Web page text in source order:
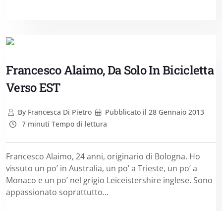
Francesco Alaimo, Da Solo In Bicicletta
Verso EST
ByFrancesca Di Pietro Pubblicato il 28 Gennaio 2013
7 minuti Tempo di lettura
Francesco Alaimo, 24 anni, originario di Bologna. Ho
vissuto un po’ in Australia, un po’ a Trieste, un po’ a
Monaco e un po’ nel grigio Leiceistershire inglese. Sono
appassionato soprattutto...